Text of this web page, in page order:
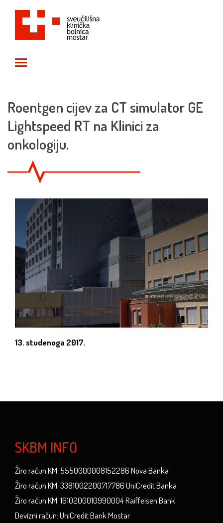
Roentgen cijev za CT simulator GE
Lightspeed RT na Klinici za
onkologiju.
13. studenoga 2017.
SKBM INFO
Žiro račun KM: 5550000008152286 Nova Banka
Žiro račun KM: 3381002200717786 UniCredit Banka
Žiro račun KM: 1610200010990004 Raiffeisen Bank
Devizni račun: UniCredit Bank Mostar